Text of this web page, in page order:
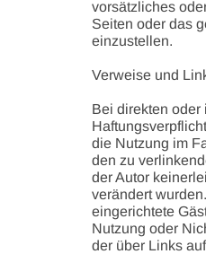
vorsätzliches
Seiten oder das
einzustellen.
Verweise und
Bei direkten oder
die Nutzung im
den zu
der Autor
verändert
eingerichtete
Nutzung oder
der über Links